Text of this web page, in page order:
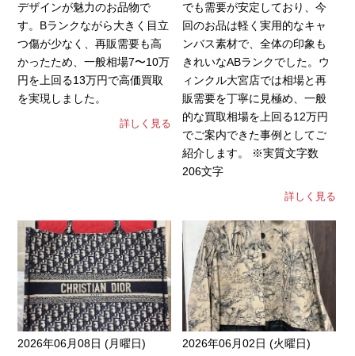
デザインが魅力のお品物で
す。Bランクながら大きく目立
つ傷が少なく、再販需要も高
かったため、一般相場7〜10万
円を上回る13万円で高価買取
を実現しました。
詳しく見る
でも需要が安定しており、今
回のお品は軽く実用的なキャ
ンバス素材で、全体の印象も
きれいなABランクでした。ウ
ィンクル大宮店では相場と再
販需要を丁寧に見極め、一般
的な買取相場を上回る12万円
でご案内できた事例としてご
紹介します。 ※実質文字数
206文字
詳しく見る
2026年06月08日 (月曜日) 2026年06月02日 (火曜日)